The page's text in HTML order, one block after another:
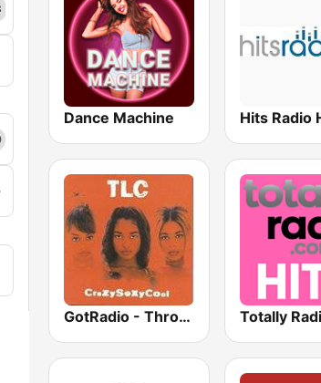
Dance Machine
GotRadio - Throwback Jamz Totally